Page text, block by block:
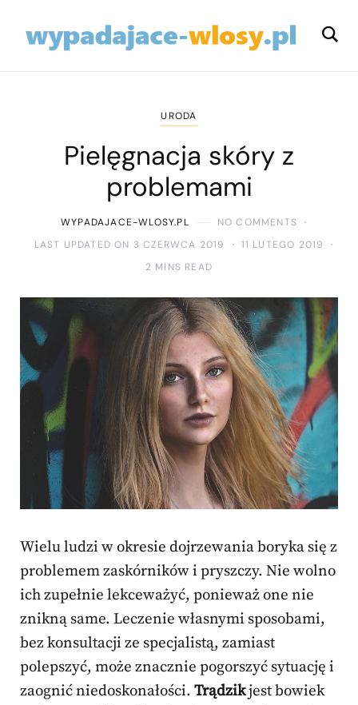
URODA
Pielęgnacja skóry z
problemami
WYPADAJACE-WLOSY.PL
NO COMMENTS
LAST UPDATED ON 3 CZERWCA 2019
11 LUTEGO 2019
2 MINS READ
Wielu ludzi w okresie dojrzewania boryka się z
problemem zaskórników i pryszczy. Nie wolno
ich zupełnie lekceważyć, ponieważ one nie
znikną same. Leczenie własnymi sposobami,
bez konsultacji ze specjalistą, zamiast
polepszyć, może znacznie pogorszyć sytuację i
zaognić niedoskonałości. Trądzikjest bowiek